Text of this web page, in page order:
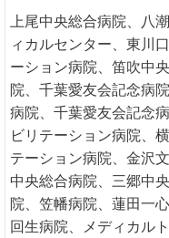
上尾中央総合病院、八
ィカルセンター、東川
ーション病院、笛吹中
院、千葉愛友会記念病
病院、千葉愛友会記念
ビリテーション病院、
テーション病院、金沢
中央総合病院、三郷中
院、笠幡病院、蓮田一
回生病院、メディカル